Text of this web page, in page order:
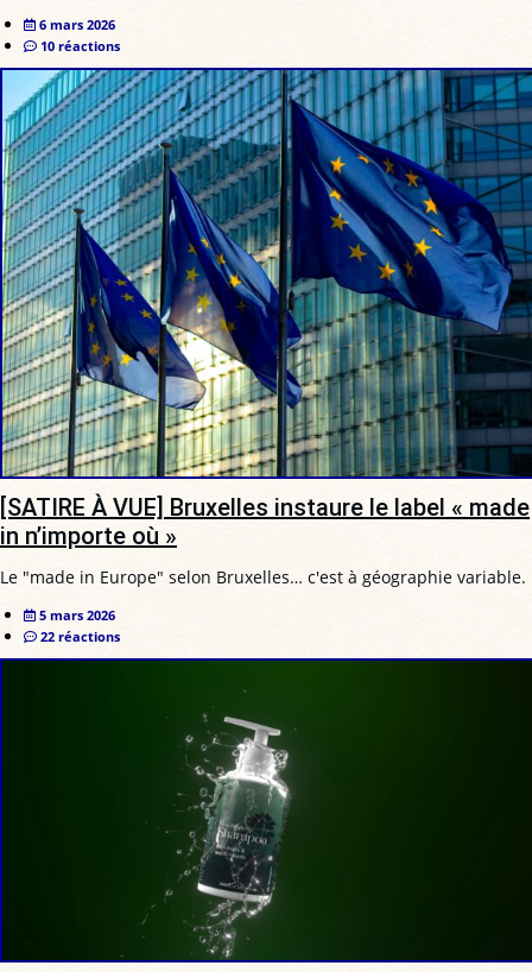
6 mars 2026
10 réactions
[SATIRE À VUE] Bruxelles instaure le label « made
in n’importe où »
Le "made in Europe" selon Bruxelles… c'est à géographie variable.
5 mars 2026
22 réactions